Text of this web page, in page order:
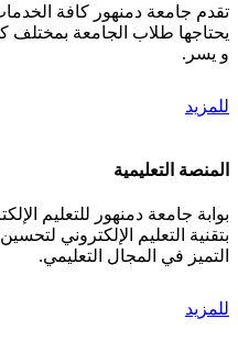
تقدم جامعة دمنهور كافة الخدمات
يحتاجها طلاب الجامعة بمختلف
و يسر.
للمزيد
المنصة التعليمية
بوابة جامعة دمنهور للتعليم
بتقنية التعليم الإلكتروني
التميز في المجال التعليمي.
للمزيد